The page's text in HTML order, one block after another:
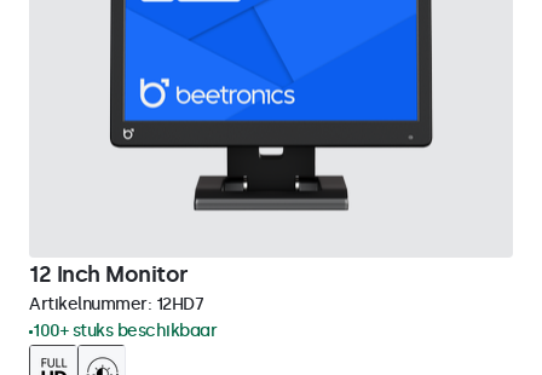
12 Inch Monitor
Artikelnummer: 12HD7
100+ stuks beschikbaar